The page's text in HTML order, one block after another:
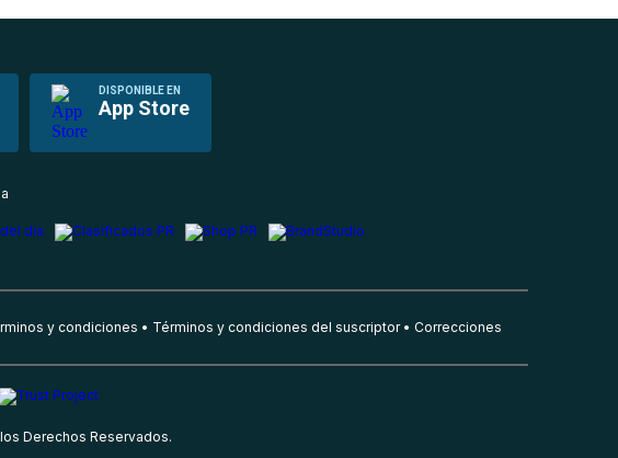
DISPONIBLE EN
App Store
y condiciones Términos y condiciones del suscriptor Correcciones
Derechos Reservados.